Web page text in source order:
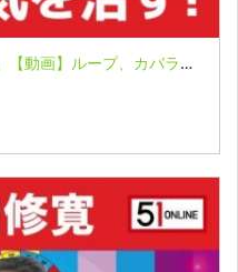
第６２回「ドクター丸山研究室」【動画】ループ、カバラ治療の診察現場を大公開！「アマウツシ」による「アマハヤミ」